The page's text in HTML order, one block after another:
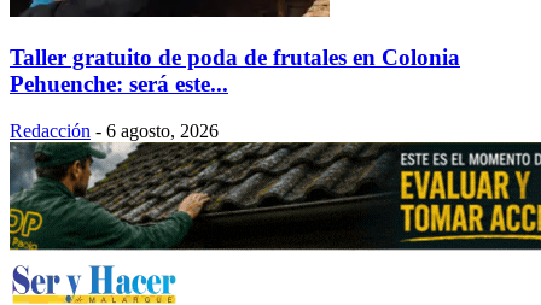
Taller gratuito de poda de frutales en Colonia
Pehuenche: será este...
Redacción - 6 agosto, 2026